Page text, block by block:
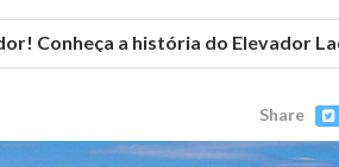
Conheça a história do Elevador
Share